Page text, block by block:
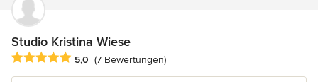
Studio Kristina Wiese
Durchschnittliche Bewertung: 5 von 5 Sternen
5,0 (7 Bewertungen)